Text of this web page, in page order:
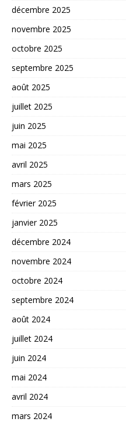
décembre 2025
novembre 2025
octobre 2025
septembre 2025
août 2025
juillet 2025
juin 2025
mai 2025
avril 2025
mars 2025
février 2025
janvier 2025
décembre 2024
novembre 2024
octobre 2024
septembre 2024
août 2024
juillet 2024
juin 2024
mai 2024
avril 2024
mars 2024